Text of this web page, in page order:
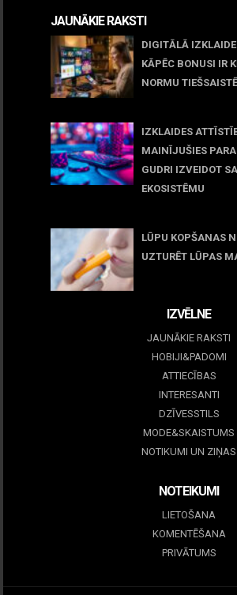
JAUNĀKIE RAKSTI
DIGITĀLĀ
KĀPĒC BONUSI IR
NORMU TIEŠSAISTĒ
IZKLAIDES
MAINĪJUŠIES
GUDRI IZVEIDOT
EKOSISTĒMU
LŪPU KOPŠANAS
UZTURĒT LŪPAS
IZVĒLNE
JAUNĀKIE RAKSTI
HOBIJI&PADOMI
ATTIECĪBAS
INTERESANTI
DZĪVESSTILS
MODE&SKAISTUMS
NOTIKUMI UN ZIŅAS
NOTEIKUMI
LIETOŠANA
KOMENTĒŠANA
PRIVĀTUMS